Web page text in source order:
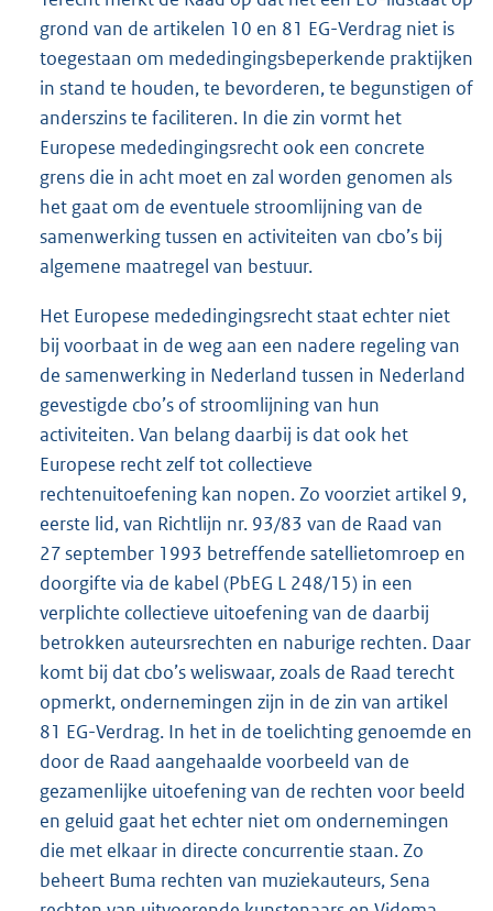
grond van de artikelen 10 en 81 EG-Verdrag niet is
toegestaan om mededingingsbeperkende praktijken
in stand te houden, te bevorderen, te begunstigen of
anderszins te faciliteren. In die zin vormt het
Europese mededingingsrecht ook een concrete
grens die in acht moet en zal worden genomen als
het gaat om de eventuele stroomlijning van de
samenwerking tussen en activiteiten van cbo’s bij
algemene maatregel van bestuur.
Het Europese mededingingsrecht staat echter niet
bij voorbaat in de weg aan een nadere regeling van
de samenwerking in Nederland tussen in Nederland
gevestigde cbo’s of stroomlijning van hun
activiteiten. Van belang daarbij is dat ook het
Europese recht zelf tot collectieve
rechtenuitoefening kan nopen. Zo voorziet artikel 9,
eerste lid, van Richtlijn nr. 93/83 van de Raad van
27 september 1993 betreffende satellietomroep en
doorgifte via de kabel (PbEG L 248/15) in een
verplichte collectieve uitoefening van de daarbij
betrokken auteursrechten en naburige rechten. Daar
komt bij dat cbo’s weliswaar, zoals de Raad terecht
opmerkt, ondernemingen zijn in de zin van artikel
81 EG-Verdrag. In het in de toelichting genoemde en
door de Raad aangehaalde voorbeeld van de
gezamenlijke uitoefening van de rechten voor beeld
en geluid gaat het echter niet om ondernemingen
die met elkaar in directe concurrentie staan. Zo
beheert Buma rechten van muziekauteurs, Sena